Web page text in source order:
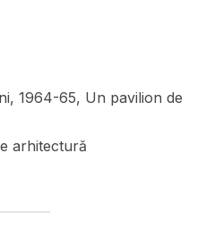
1964-65, Un pavilion de
arhitectură